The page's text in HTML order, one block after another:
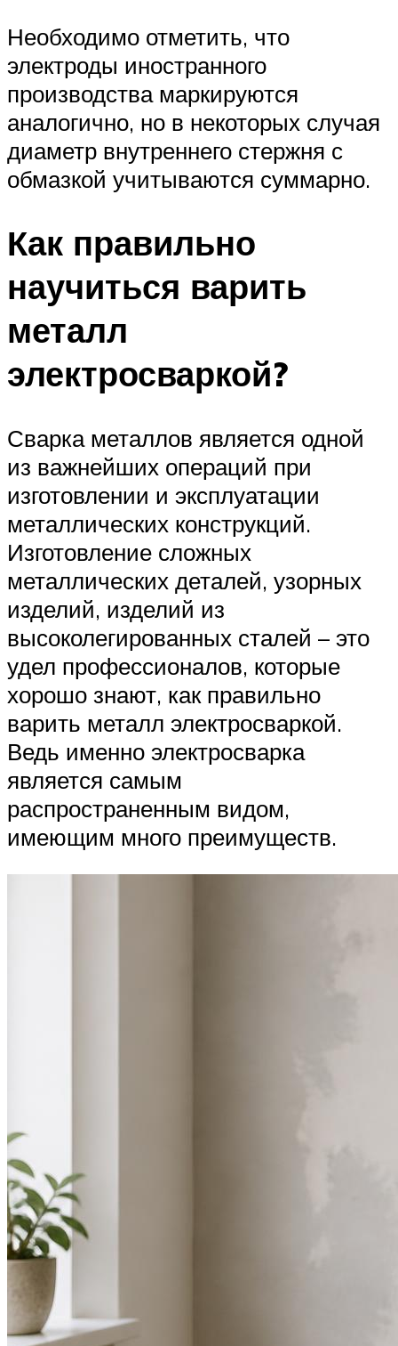
Необходимо отметить, что
электроды иностранного
производства маркируются
аналогично, но в некоторых случая
диаметр внутреннего стержня с
обмазкой учитываются суммарно.
Как правильно
научиться варить
металл
электросваркой?
Сварка металлов является одной
из важнейших операций при
изготовлении и эксплуатации
металлических конструкций.
Изготовление сложных
металлических деталей, узорных
изделий, изделий из
высоколегированных сталей – это
удел профессионалов, которые
хорошо знают, как правильно
варить металл электросваркой.
Ведь именно электросварка
является самым
распространенным видом,
имеющим много преимуществ.